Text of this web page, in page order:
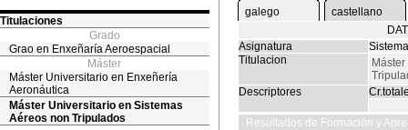
Titulaciones
Grado
Grao en Enxeñaría Aeroespacial
Máster
Máster Universitario en Enxeñería
Aeronáutica
Máster Universitario en Sistemas
Aéreos non Tripulados
galego
castellano
Asignatura
Titulacion
Descriptores
Resultados de Formación y